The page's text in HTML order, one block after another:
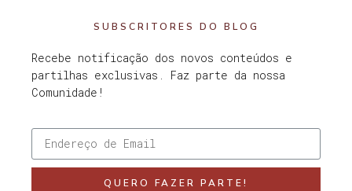
SUBSCRITORES DO BLOG
Recebe notificação dos novos conteúdos e
partilhas exclusivas. Faz parte da nossa
Comunidade!
QUERO FAZER PARTE!